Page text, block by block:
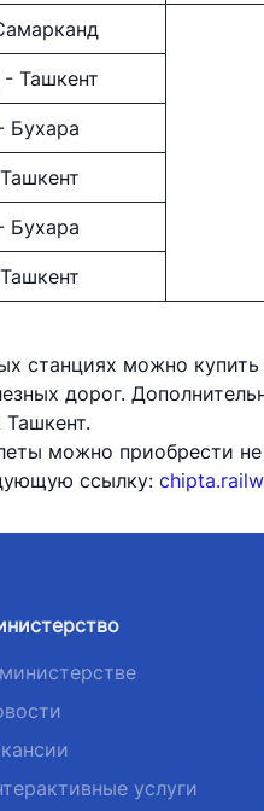
Ташкент
Бухара
Бухара
станциях можно
дорог.
Ташкент.
можно приобрести
ссылку:
услуги